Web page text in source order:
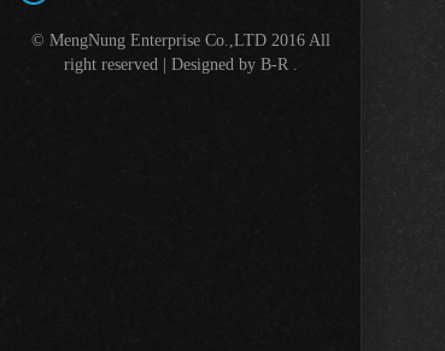
© MengNung Enterprise Co.,LTD 2016 All
right reserved | Designed by B-R.